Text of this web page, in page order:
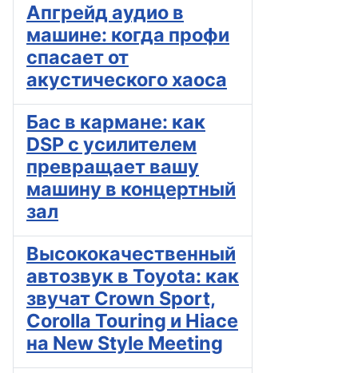
Апгрейд аудио в
машине: когда профи
спасает от
акустического хаоса
Бас в кармане: как
DSP с усилителем
превращает вашу
машину в концертный
зал
Высококачественный
автозвук в Toyota: как
звучат Crown Sport,
Corolla Touring и Hiace
на New Style Meeting